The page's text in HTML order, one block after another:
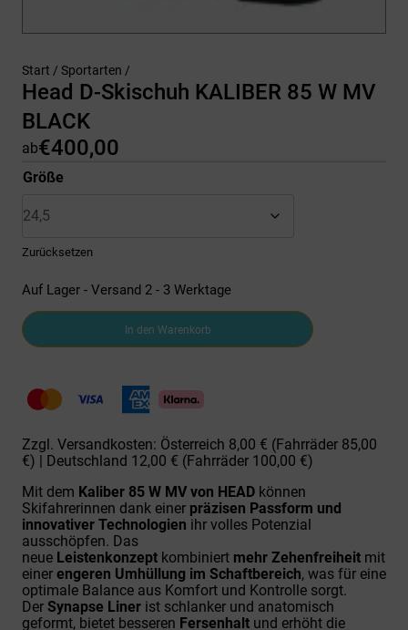
Start / Sportarten /
Head D-Skischuh KALIBER 85 W MV
BLACK
ab€400,00
Größe
Zurücksetzen
Auf Lager - Versand 2 - 3 Werktage
Head
D-
Skischuh
W
MV
Menge
In den Warenkorb
Zzgl. Versandkosten: Österreich 8,00 € (Fahrräder 85,00
€) | Deutschland 12,00 € (Fahrräder 100,00 €)
Mit dem Kaliber 85 W MV von HEAD können
Skifahrerinnen dank einer präzisen Passform und
innovativer Technologien ihr volles Potenzial
ausschöpfen. Das
neue Leistenkonzept kombiniert mehr Zehenfreiheit mit
einer engeren Umhüllung im Schaftbereich, was für eine
optimale Balance aus Komfort und Kontrolle sorgt.
Der Synapse Liner ist schlanker und anatomisch
geformt, bietet besseren Fersenhalt und erhöht die